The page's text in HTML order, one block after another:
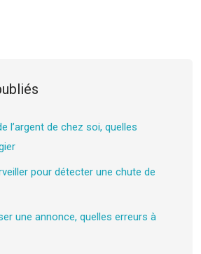
l’argent de chez soi, quelles
pour détecter une chute de
une annonce, quelles erreurs à